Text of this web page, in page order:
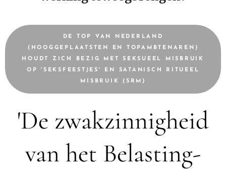
DE TOP VAN NEDERLAND
(HOOGGEPLAATSTEN EN TOPAMBTENAREN)
HOUDT ZICH BEZIG MET SEKSUEEL MISBRUIK
OP 'SEKSFEESTJES' EN SATANISCH RITUEEL
MISBRUIK (SRM)
'De zwakzinnigheid
van het Belasting-